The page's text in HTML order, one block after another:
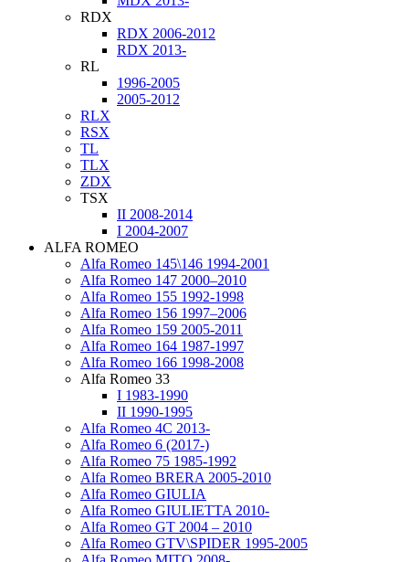
RDX
RDX 2006-2012
RDX 2013-
RL
1996-2005
2005-2012
RLX
RSX
TL
TLX
ZDX
TSX
II 2008-2014
I 2004-2007
ALFA ROMEO
Alfa Romeo 145\146 1994-2001
Alfa Romeo 147 2000–2010
Alfa Romeo 155 1992-1998
Alfa Romeo 156 1997–2006
Alfa Romeo 159 2005-2011
Alfa Romeo 164 1987-1997
Alfa Romeo 166 1998-2008
Alfa Romeo 33
I 1983-1990
II 1990-1995
Alfa Romeo 4C 2013-
Alfa Romeo 6 (2017-)
Alfa Romeo 75 1985-1992
Alfa Romeo BRERA 2005-2010
Alfa Romeo GIULIA
Alfa Romeo GIULIETTA 2010-
Alfa Romeo GT 2004 – 2010
Alfa Romeo GTV\SPIDER 1995-2005